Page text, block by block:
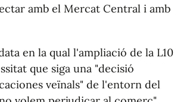
amb el Mercat Central i amb
en la qual l'ampliació de la L10
que siga una "decisió
veïnals" de l'entorn del